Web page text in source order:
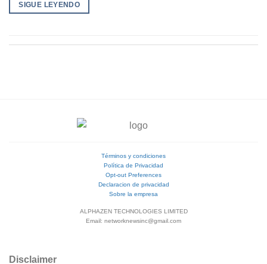
SIGUE LEYENDO
Términos y condiciones
Política de Privacidad
Opt-out Preferences
Declaracion de privacidad
Sobre la empresa
ALPHAZEN TECHNOLOGIES LIMITED
Email: networknewsinc@gmail.com
Disclaimer